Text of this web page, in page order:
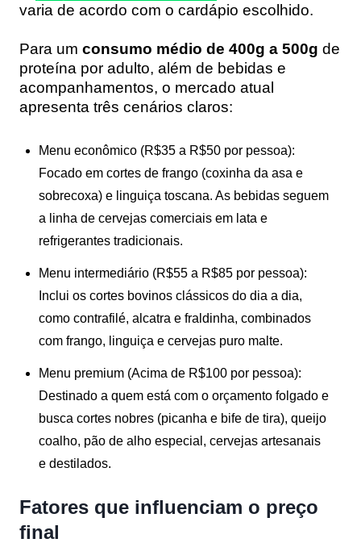
varia de acordo com o cardápio escolhido.
Para um consumo médio de 400g a 500g de
proteína por adulto, além de bebidas e
acompanhamentos, o mercado atual
apresenta três cenários claros:
Menu econômico (R$35 a R$50 por pessoa):
Focado em cortes de frango (coxinha da asa e
sobrecoxa) e linguiça toscana. As bebidas seguem
a linha de cervejas comerciais em lata e
refrigerantes tradicionais.
Menu intermediário (R$55 a R$85 por pessoa):
Inclui os cortes bovinos clássicos do dia a dia,
como contrafilé, alcatra e fraldinha, combinados
com frango, linguiça e cervejas puro malte.
Menu premium (Acima de R$100 por pessoa):
Destinado a quem está com o orçamento folgado e
busca cortes nobres (picanha e bife de tira), queijo
coalho, pão de alho especial, cervejas artesanais
e destilados.
Fatores que influenciam o preço
final